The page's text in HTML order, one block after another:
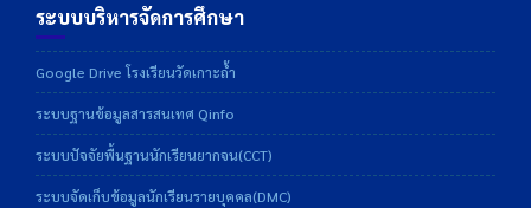
ระบบบริหารจัดการศึกษา
Google Drive โรงเรียนวัดเกาะถ้ำ
ระบบฐานข้อมูลสารสนเทศ Qinfo
ระบบปัจจัยพื้นฐานนักเรียนยากจน(CCT)
ระบบจัดเก็บข้อมูลนักเรียนรายบุคคล(DMC)